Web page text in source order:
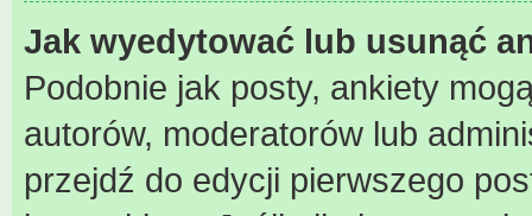
Jak wyedytować lub usunąć
Podobnie jak posty, ankiety
autorów, moderatorów lub
przejdź do edycji pierwszego